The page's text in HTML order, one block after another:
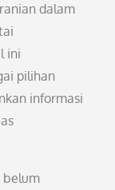
dalam
ini
pilihan
informasi
belum